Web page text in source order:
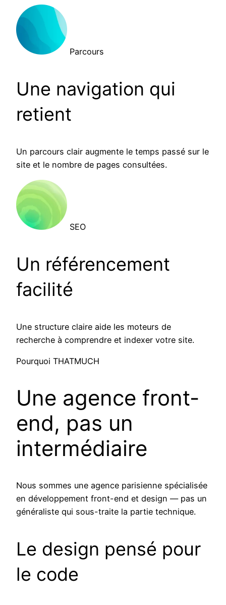
Parcours
Une navigation qui
retient
Un parcours clair augmente le temps passé sur le
site et le nombre de pages consultées.
SEO
Un référencement
facilité
Une structure claire aide les moteurs de
recherche à comprendre et indexer votre site.
Pourquoi THATMUCH
Une agence front-
end, pas un
intermédiaire
Nous sommes une agence parisienne spécialisée
en développement front-end et design — pas un
généraliste qui sous-traite la partie technique.
Le design pensé pour
le code